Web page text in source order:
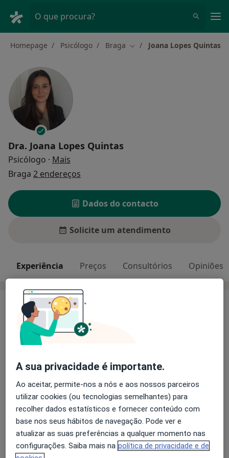
O que procura?
Homepage Psicólogo Braga Mudar de cidade
Joana Lopes Quintas
Dra. Joana Lopes Quintas
Psicólogo · Mais
Braga 2 endereços
Dados do contacto
Solicite um atendimento
Experiência Preços Consultórios Opiniões
Experiência
Mestre em Psicologia Clínica e da Saúde, pela
Universidade Católica Portuguesa - Centro Regional de
Braga. Membro efetivo da Ordem dos Psicólogos
Colaboro na Allmentis, onde estamos comprometidos
em fornecer serviços inclusivos de psicologia, com
atendimento tanto presencial quanto online, em
português e inglês, utilizando uma abordagem
integrativa com foco na Psicologia Analítica, Modelos
Psicodinâmicos e Terapia Cognitivo-Comportamental.
Pretendo promover o bem-estar psicológico e
emocional de forma acessível, acolhedora e inclusiva,
maisSobre mim
Principais doenças tratadas
Abuso De Fenciclidina
Abuso De Maconha
A sua privacidade é importante.
Ao aceitar, permite-nos a nós e aos nossos parceiros
utilizar cookies (ou tecnologias semelhantes) para
recolher dados estatísticos e fornecer conteúdo com
base nos seus hábitos de navegação. Pode ver e
atualizar as suas preferências a qualquer momento nas
configurações. Saiba mais na política de privacidade e de